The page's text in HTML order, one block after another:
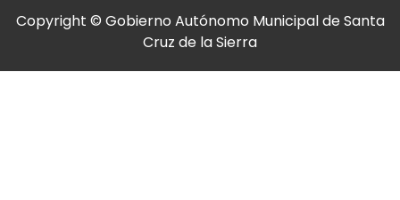
Copyright © Gobierno Autónomo Municipal de Santa
Cruz de la Sierra